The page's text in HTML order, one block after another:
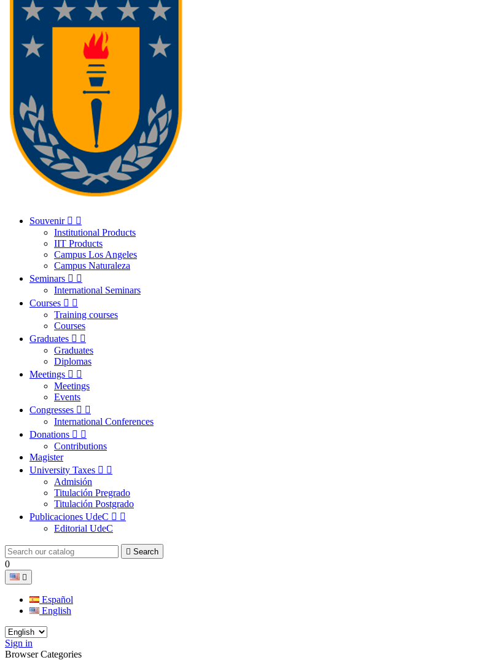
Souvenir  
Institutional Products
IIT Products
Campus Los Angeles
Campus Naturaleza
Seminars  
International Seminars
Courses  
Training courses
Courses
Graduates  
Graduates
Diplomas
Meetings  
Meetings
Events
Congresses  
International Conferences
Donations  
Contributions
Magister
University Taxes  
Admisión
Titulación Pregrado
Titulación Postgrado
Publicaciones UdeC  
Editorial UdeC
 Search
0

Español
English
Sign in
Browser Categories